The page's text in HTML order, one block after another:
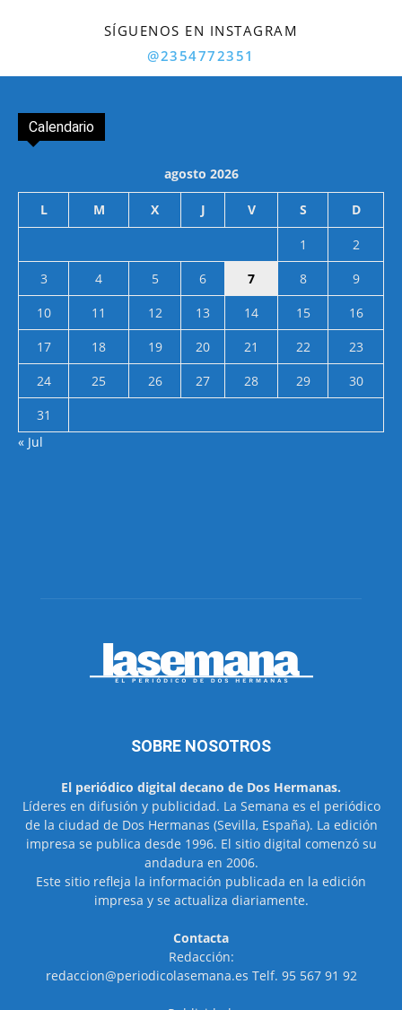
SÍGUENOS EN INSTAGRAM
@2354772351
Calendario
agosto 2026
L M X J V S D
1
2
3
4 5 6 7 8
9
10
11 12 13 14 15
16
17
18 19 20 21 22
23
24
25 26 27 28 29
30
31
« Jul
SOBRE NOSOTROS
El periódico digital decano de Dos Hermanas.
Líderes en difusión y publicidad. La Semana es el periódico
de la ciudad de Dos Hermanas (Sevilla, España). La edición
impresa se publica desde 1996. El sitio digital comenzó su
andadura en 2006.
Este sitio refleja la información publicada en la edición
impresa y se actualiza diariamente.
Contacta
Redacción:
redaccion@periodicolasemana.es Telf. 95 567 91 92